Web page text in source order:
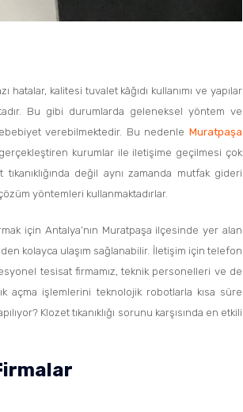
hatalar, kalitesi tuvalet kâğıdı kullanımı ve yapılar
Bu gibi durumlarda geleneksel yöntem ve
verebilmektedir. Bu nedenle Muratpaşa
kurumlar ile iletişime geçilmesi çok
değil aynı zamanda mutfak gideri
çözüm yöntemleri kullanmaktadırlar.
için Antalya’nın Muratpaşa ilçesinde yer alan
kolayca ulaşım sağlanabilir. İletişim için telefon
tesisat firmamız, teknik personelleri ve de
açma işlemlerini teknolojik robotlarla kısa süre
Klozet tıkanıklığı sorunu karşısında en etkili